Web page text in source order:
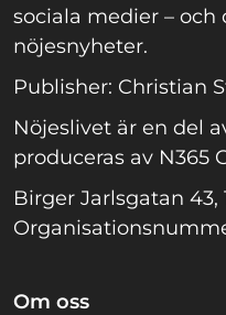
sociala medier –
nöjesnyheter.
Publisher: Christian
Nöjeslivet är en del
produceras av N365
Birger Jarlsgatan 43,
Om oss